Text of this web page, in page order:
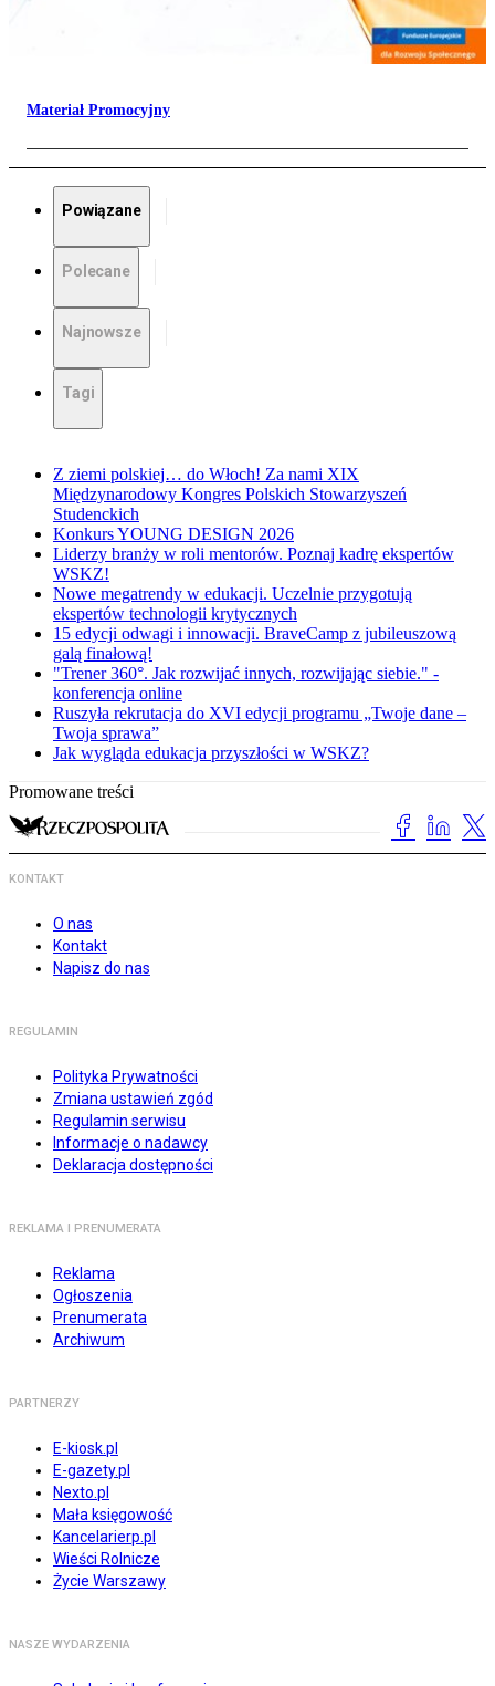
Materiał Promocyjny
Powiązane
Polecane
Najnowsze
Tagi
Z ziemi polskiej… do Włoch! Za nami XIX
Międzynarodowy Kongres Polskich Stowarzyszeń
Studenckich
Konkurs YOUNG DESIGN 2026
Liderzy branży w roli mentorów. Poznaj kadrę ekspertów
WSKZ!
Nowe megatrendy w edukacji. Uczelnie przygotują
ekspertów technologii krytycznych
15 edycji odwagi i innowacji. BraveCamp z jubileuszową
galą finałową!
"Trener 360°. Jak rozwijać innych, rozwijając siebie." -
konferencja online
Ruszyła rekrutacja do XVI edycji programu „Twoje dane –
Twoja sprawa”
Jak wygląda edukacja przyszłości w WSKZ?
Promowane treści
KONTAKT
O nas
Kontakt
Napisz do nas
REGULAMIN
Polityka Prywatności
Zmiana ustawień zgód
Regulamin serwisu
Informacje o nadawcy
Deklaracja dostępności
REKLAMA I PRENUMERATA
Reklama
Ogłoszenia
Prenumerata
Archiwum
PARTNERZY
E-kiosk.pl
E-gazety.pl
Nexto.pl
Mała księgowość
Kancelarierp.pl
Wieści Rolnicze
Życie Warszawy
NASZE WYDARZENIA